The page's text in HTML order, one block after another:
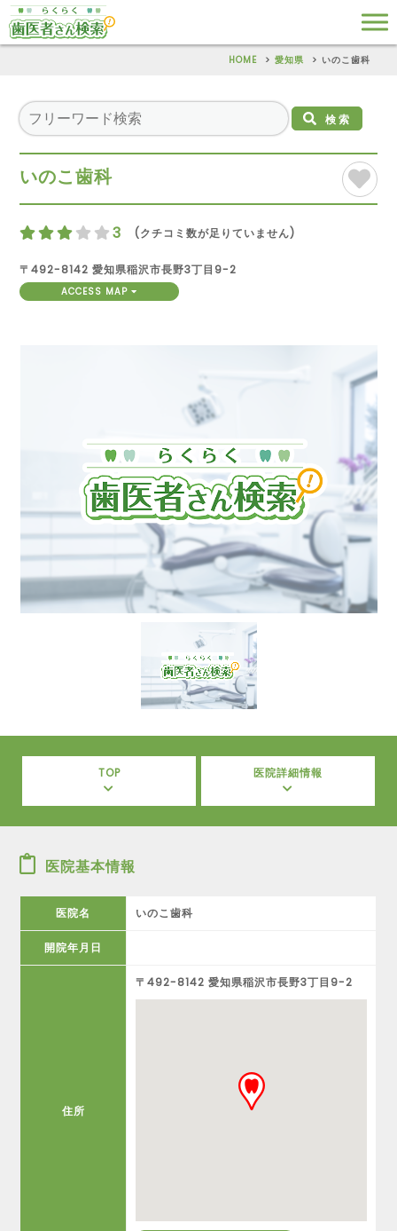
HOME 愛知県 いのこ歯科
検索
いのこ歯科
3 (クチコミ数が足りていません)
〒492-8142 愛知県稲沢市長野3丁目9-2
ACCESS MAP
TOP 医院詳細情報
医院基本情報
医院名 いのこ歯科
開院年月日
住所
〒492-8142 愛知県稲沢市長野3丁目9-2